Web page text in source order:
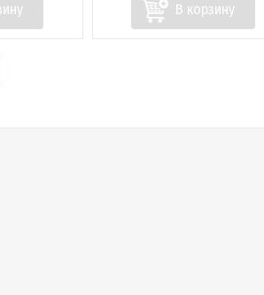
В корзину